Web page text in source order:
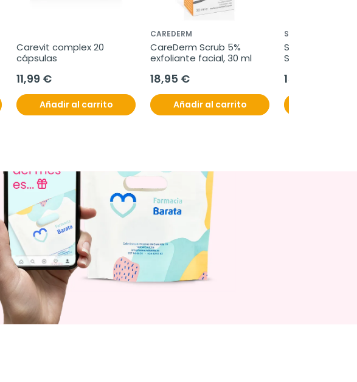
Carevit complex 20
cápsulas
11,99 €
Añadir al carrito
CAREDERM
CareDerm Scrub 5%
exfoliante facial, 30 ml
18,95 €
Añadir al carrito
SVR
SVR Sun
SPF50+, 250 ml
15,95 €